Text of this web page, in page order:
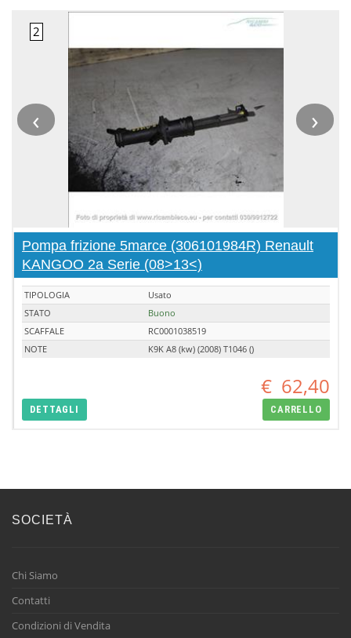
‹ ›
Pompa frizione 5marce (306101984R) Renault
KANGOO 2a Serie (08>13<)
TIPOLOGIA
Usato
STATO
Buono
SCAFFALE
RC0001038519
NOTE
K9K A8 (kw) (2008) T1046 ()
€ 62,40
DETTAGLI CARRELLO
SOCIETÀ
Chi Siamo
Contatti
Condizioni di Vendita